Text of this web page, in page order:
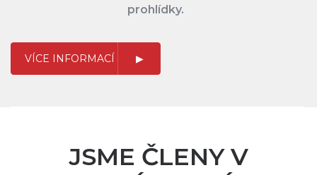
prohlídky.
VÍCE INFORMACÍ
JSME ČLENY V